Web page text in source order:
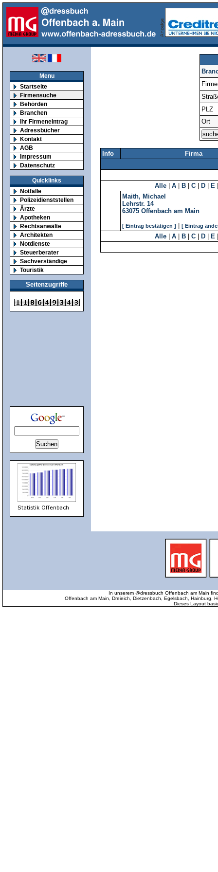
Menu
Startseite
Firmensuche
Behörden
Branchen
Ihr Firmeneintrag
Adressbücher
Kontakt
AGB
Impressum
Datenschutz
Quicklinks
Notfälle
Polizeidienststellen
Ärzte
Apotheken
Rechtsanwälte
Architekten
Notdienste
Steuerberater
Sachverständige
Touristik
Seitenzugriffe
PLZ
Ort
Info Firma
Alle A B C D E
Maith, Michael
Lehrstr. 14
63075 Offenbach am Main
[ Eintrag bestätigen ] [ Eintrag
Alle A B C D E
In unserem @dressbuch Offenbach am Main
Offenbach am Main, Dreieich, Dietzenbach, Egelsbach, Hainburg,
Dieses Layout